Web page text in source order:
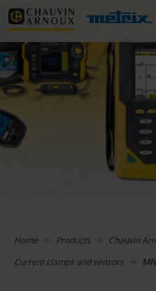
Home Products
Chauvin
Current clamps and sensors